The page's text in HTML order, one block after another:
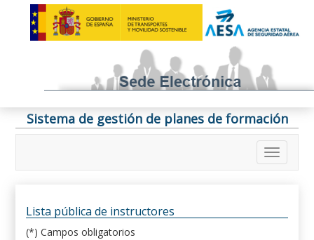
Sistema de gestión de planes de formación
Lista pública de instructores
(*) Campos obligatorios